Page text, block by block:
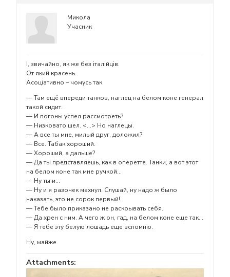
Микола
Учасник
І, звичайно, як же без італійців.
От який красень.
Асоціативно – чомусь так
— Там ещё впереди танков, наглец на белом коне генерал
такой сидит.
— И погоны успел рассмотреть?
— Низковато шел. <…> Но наглецы.
— А все ты мне, милый друг, доложил?
— Все. Табак хороший.
— Хороший, а дальше?
— Да ты представляешь, как в оперетте. Танки, а вот этот
на белом коне так мне ручкой…
— Ну ты и…
— Ну и я разочек махнул. Слушай, ну надо ж было
наказать, это не сорок первый!
— Тебе было приказано не раскрывать себя.
— Да хрен с ним. А чего ж он, гад, на белом коне еще так…
— Я тебе эту белую лошадь еще вспомню.
Ну, майже.
Attachments: